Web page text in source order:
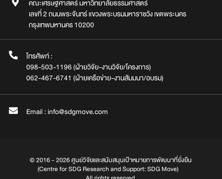
คณะเศรษฐศาสตร์ มหาวิทยาลัยธรรมศาสตร์
เลขที่ 2 ถนนพระจันทร์ แขวงพระบรมมหาราชวัง เขตพระนคร
กรุงเทพมหานคร 10200
โทรศัพท์ :
098-503-1196 (ฝ่ายวิจัย-งานวิจัย/โครงการ)
062-467-6741 (ฝ่ายเครือข่าย-งานสัมมนา/อบรม)
Email : info@sdgmove.com
© 2016 - 2026 ศูนย์วิจัยและสนับสนุนเป้าหมายการพัฒนาที่ยั่งยืน
(Centre for SDG Research and Support: SDG Move)